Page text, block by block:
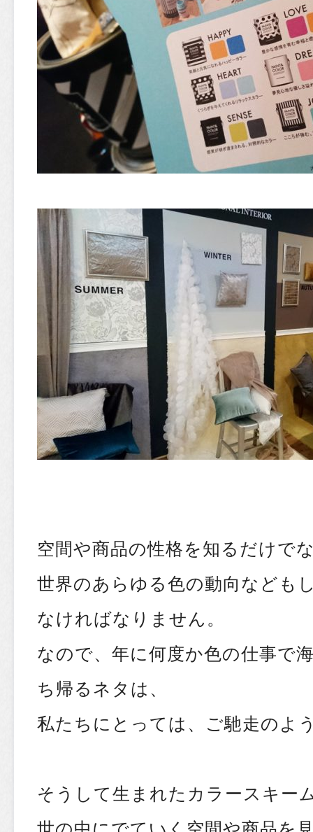
空間や商品の性格を知るだけで
世界のあらゆる色の動向なども
なければなりません。
なので、年に何度か色の仕事で
ち帰るネタは、
私たちにとっては、ご馳走のよ
そうして生まれたカラースキー